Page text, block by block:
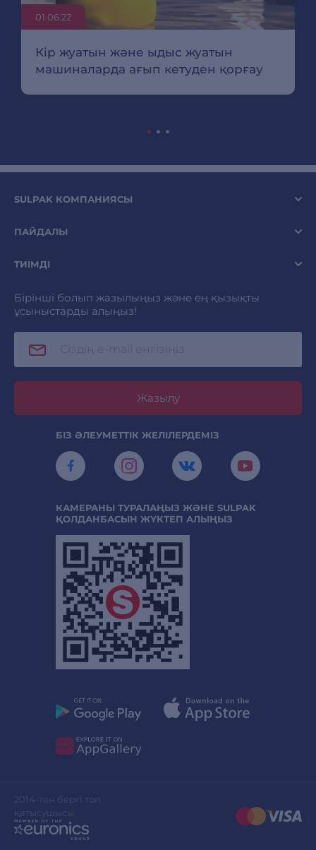
01.06.22
Кір жуатын және ыдыс жуатын
машиналарда ағып кетуден қорғау
SULPAK КОМПАНИЯСЫ
ПАЙДАЛЫ
ТИІМДІ
Бірінші болып жазылыңыз және ең қызықты
ұсыныстарды алыңыз!
Жазылу
БІЗ ӘЛЕУМЕТТІК ЖЕЛІЛЕРДЕМІЗ
КАМЕРАНЫ ТУРАЛАҢЫЗ ЖӘНЕ SULPAK
ҚОЛДАНБАСЫН ЖҮКТЕП АЛЫҢЫЗ
2014-тен бергі топ
қатысушысы